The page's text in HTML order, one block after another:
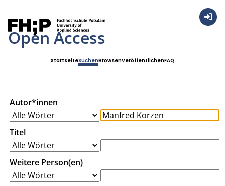
Open Access
StartseiteSuchenBrowsenVeröffentlichenFAQ
Autor*innen
Titel
Weitere Person(en)